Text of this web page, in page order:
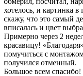
хотелось, и картинка
скажу, что это самый
вписалась и цвет
Примерно через 2
красавицу!
помучиться с
получился отменный.
Большое всем